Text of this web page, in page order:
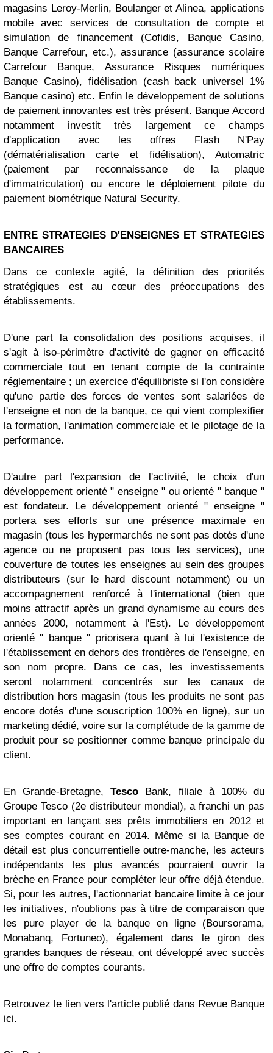
magasins Leroy-Merlin, Boulanger et Alinea, applications
mobile avec services de consultation de compte et
simulation de financement (Cofidis, Banque Casino,
Banque Carrefour, etc.), assurance (assurance scolaire
Carrefour Banque, Assurance Risques numériques
Banque Casino), fidélisation (cash back universel 1%
Banque casino) etc. Enfin le développement de solutions
de paiement innovantes est très présent. Banque Accord
notamment investit très largement ce champs
d'application avec les offres Flash N'Pay
(dématérialisation carte et fidélisation), Automatric
(paiement par reconnaissance de la plaque
d'immatriculation) ou encore le déploiement pilote du
paiement biométrique Natural Security.
ENTRE STRATEGIES D'ENSEIGNES ET STRATEGIES
BANCAIRES
Dans ce contexte agité, la définition des priorités
stratégiques est au cœur des préoccupations des
établissements.
D'une part la consolidation des positions acquises, il
s'agit à iso-périmètre d'activité de gagner en efficacité
commerciale tout en tenant compte de la contrainte
réglementaire ; un exercice d'équilibriste si l'on considère
qu'une partie des forces de ventes sont salariées de
l'enseigne et non de la banque, ce qui vient complexifier
la formation, l'animation commerciale et le pilotage de la
performance.
D'autre part l'expansion de l'activité, le choix d'un
développement orienté " enseigne " ou orienté " banque "
est fondateur. Le développement orienté " enseigne "
portera ses efforts sur une présence maximale en
magasin (tous les hypermarchés ne sont pas dotés d'une
agence ou ne proposent pas tous les services), une
couverture de toutes les enseignes au sein des groupes
distributeurs (sur le hard discount notamment) ou un
accompagnement renforcé à l'international (bien que
moins attractif après un grand dynamisme au cours des
années 2000, notamment à l'Est). Le développement
orienté " banque " priorisera quant à lui l'existence de
l'établissement en dehors des frontières de l'enseigne, en
son nom propre. Dans ce cas, les investissements
seront notamment concentrés sur les canaux de
distribution hors magasin (tous les produits ne sont pas
encore dotés d'une souscription 100% en ligne), sur un
marketing dédié, voire sur la complétude de la gamme de
produit pour se positionner comme banque principale du
client.
En Grande-Bretagne,Tesco Bank, filiale à 100% du
Groupe Tesco (2e distributeur mondial), a franchi un pas
important en lançant ses prêts immobiliers en 2012 et
ses comptes courant en 2014. Même si la Banque de
détail est plus concurrentielle outre-manche, les acteurs
indépendants les plus avancés pourraient ouvrir la
brèche en France pour compléter leur offre déjà étendue.
Si, pour les autres, l'actionnariat bancaire limite à ce jour
les initiatives, n'oublions pas à titre de comparaison que
les pure player de la banque en ligne (Boursorama,
Monabanq, Fortuneo), également dans le giron des
grandes banques de réseau, ont développé avec succès
une offre de comptes courants.
Retrouvez le lien vers l'article publié dans Revue Banque
ici.